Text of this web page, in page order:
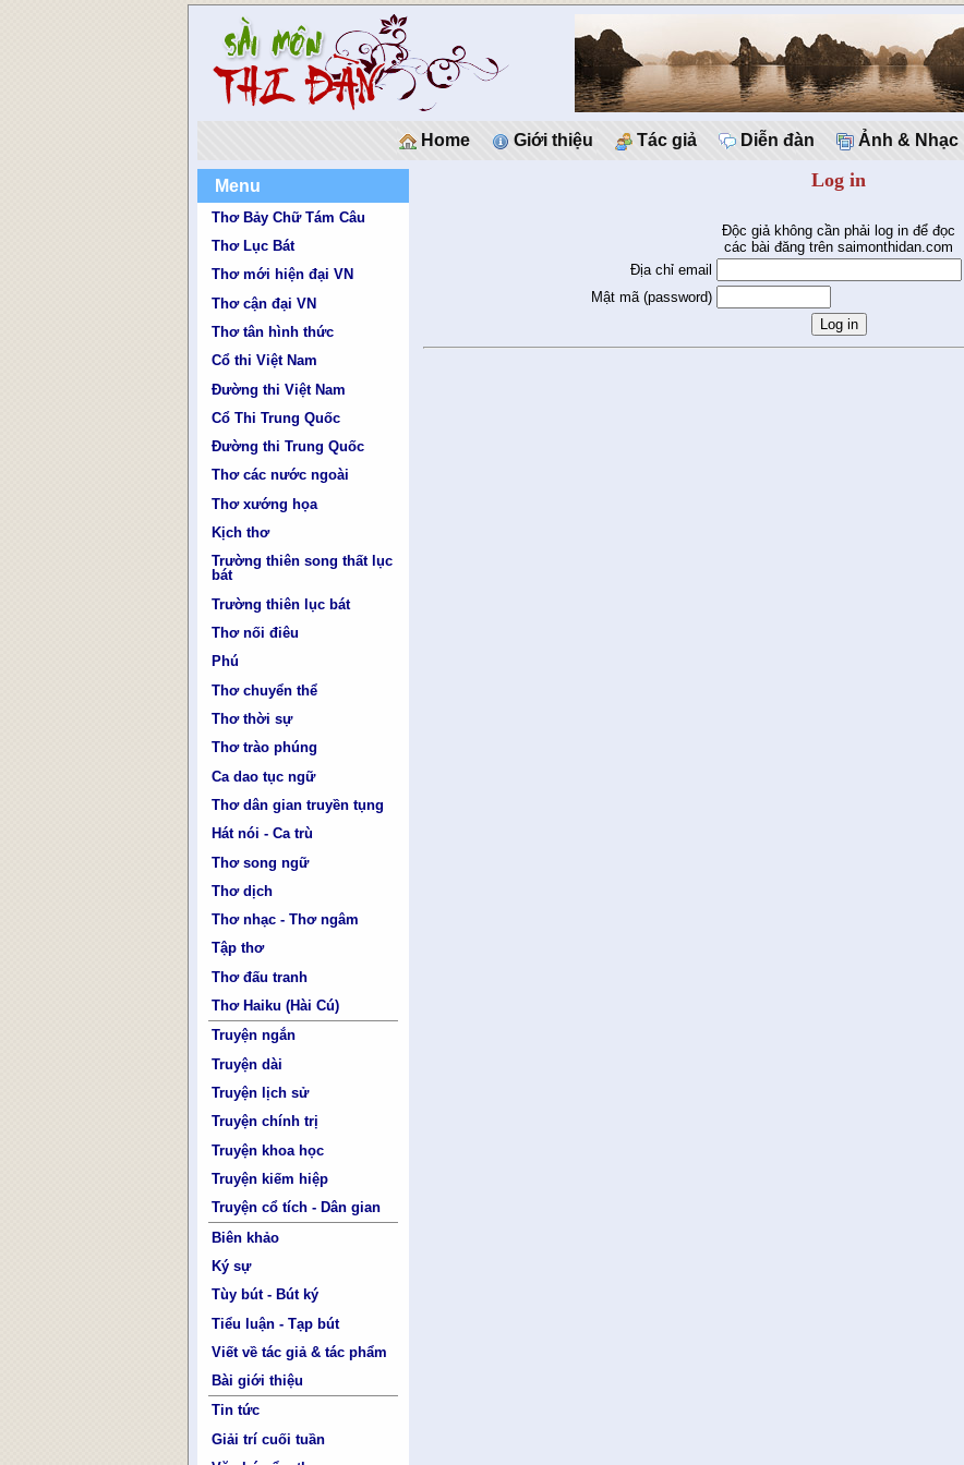
Home Giới thiệu Tác giả Diễn đàn Ảnh & Nhạc
Menu
Thơ Bảy Chữ Tám Câu
Thơ Lục Bát
Thơ mới hiện đại VN
Thơ cận đại VN
Thơ tân hình thức
Cổ thi Việt Nam
Đường thi Việt Nam
Cổ Thi Trung Quốc
Đường thi Trung Quốc
Thơ các nước ngoài
Thơ xướng họa
Kịch thơ
Trường thiên song thất lục
bát
Trường thiên lục bát
Thơ nối điêu
Phú
Thơ chuyển thể
Thơ thời sự
Thơ trào phúng
Ca dao tục ngữ
Thơ dân gian truyền tụng
Hát nói - Ca trù
Thơ song ngữ
Thơ dịch
Thơ nhạc - Thơ ngâm
Tập thơ
Thơ đấu tranh
Thơ Haiku (Hài Cú)
Truyện ngắn
Truyện dài
Truyện lịch sử
Truyện chính trị
Truyện khoa học
Truyện kiếm hiệp
Truyện cổ tích - Dân gian
Biên khảo
Ký sự
Tùy bút - Bút ký
Tiểu luận - Tạp bút
Viết về tác giả & tác phẩm
Bài giới thiệu
Tin tức
Giải trí cuối tuần
Log in
Độc giả không cần phải log in để đọc
các bài đăng trên saimonthidan.com
Địa chỉ email
Mật mã (password)